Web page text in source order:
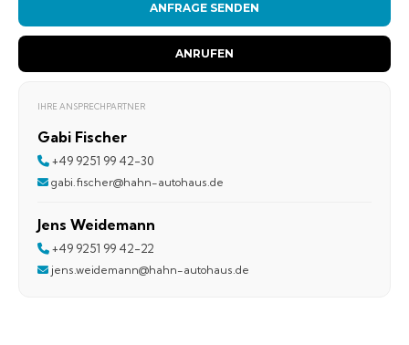
ANFRAGE SENDEN
ANRUFEN
IHRE ANSPRECHPARTNER
Gabi Fischer
+49 9251 99 42-30
gabi.fischer@hahn-autohaus.de
Jens Weidemann
+49 9251 99 42-22
jens.weidemann@hahn-autohaus.de